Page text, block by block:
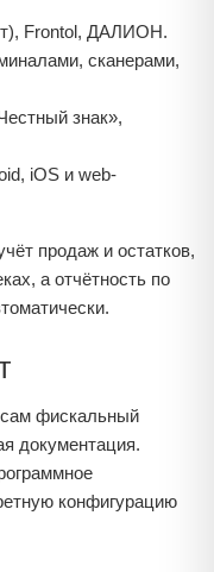
Frontol, ДАЛИОН.
сканерами,
знак»,
iOS и web-
продаж и остатков,
а отчётность по
фискальный
документация.
конфигурацию